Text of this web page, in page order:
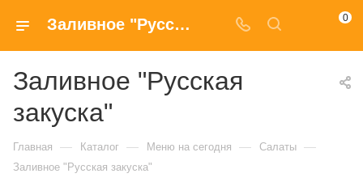
Заливное "Русская закуска" заказать с доставкой на дом в Москве 0
Заливное "Русская
закуска"
Главная — Каталог — Меню на сегодня — Салаты —
Заливное "Русская закуска"